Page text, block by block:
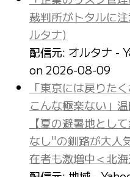
裁判所がトタルに
ルタナ)
配信元: オルタナ -
on 2026-08-09
「東京には戻りた
こんな極楽ない」
【夏の避暑地とし
なし"の釧路が大人
在者も激増中＜北